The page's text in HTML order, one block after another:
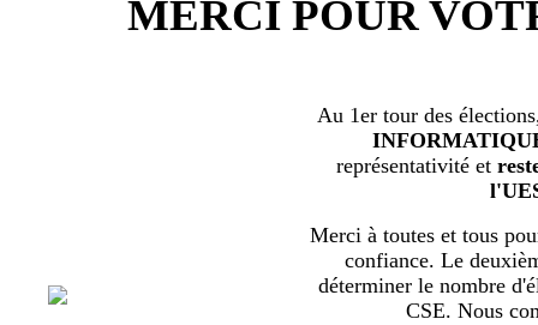
MERCI POUR
Au 1er tour des
représentativité et
Merci à toutes et tous
confiance. Le
déterminer le nombre
CSE. Nous